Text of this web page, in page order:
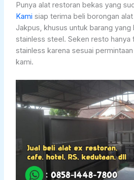
Punya alat restoran bekas yang
Kami siap terima beli borongan
Jakpus, khusus untuk barang yang
stainless steel. Seken resto hanya
stainless karena sesuai
kami.